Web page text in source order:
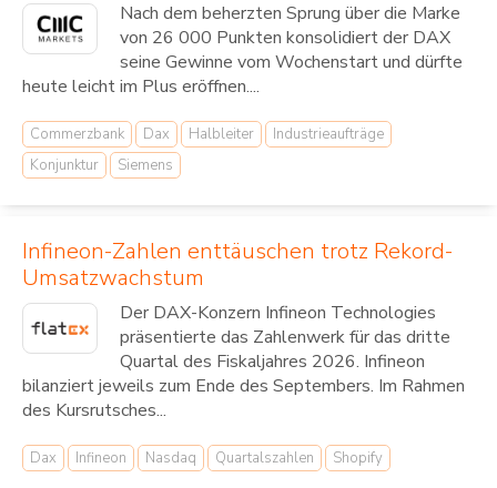
Nach dem beherzten Sprung über die Marke
von 26 000 Punkten konsolidiert der DAX
seine Gewinne vom Wochenstart und dürfte
heute leicht im Plus eröffnen....
Commerzbank Dax Halbleiter
Industrieaufträge
Konjunktur
Siemens
Infineon-Zahlen enttäuschen trotz Rekord-
Umsatzwachstum
Der DAX-Konzern Infineon Technologies
präsentierte das Zahlenwerk für das dritte
Quartal des Fiskaljahres 2026. Infineon
bilanziert jeweils zum Ende des Septembers. Im Rahmen
des Kursrutsches...
Dax Infineon Nasdaq Quartalszahlen Shopify